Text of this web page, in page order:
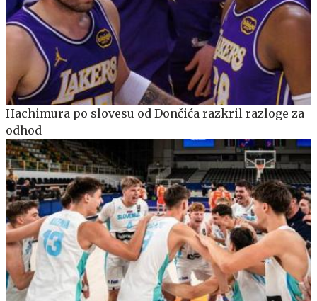
Hachimura po slovesu od Dončića razkril razloge za
odhod